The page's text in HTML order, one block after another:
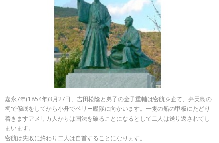
嘉永7年(1854年)3月27日、吉田松陰と弟子の金子重輔は密航を企て、弁天島の
祠で仮眠をしてから小舟でペリー艦隊に向かいます。一隻の船の甲板にたどり
着きますアメリカ人からは国法を破ることになるとして二人は送り返されてし
まいます。
密航は失敗に終わり二人は自首することになります。